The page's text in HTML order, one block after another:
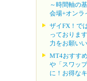
～時間軸の
会場+オンラ
ザイFX！で
っておりま
力をお願い
MT4おすす
や「スワッ
に！お得な